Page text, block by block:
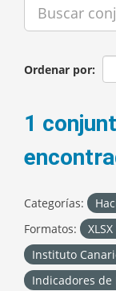
Ordenar por
1
Categorías:
Formatos:
XLSX
Instituto
Indicadores de